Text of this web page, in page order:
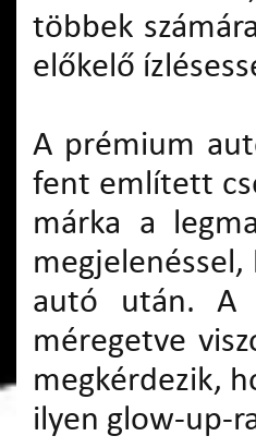
többek
előkelő
A prémium
fent említett
márka a
autó után. A
méregetve
megkérdezik,
ilyen glow-up-